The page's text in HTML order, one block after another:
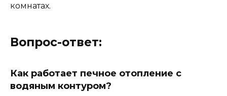
комнатах.
Вопрос-ответ:
Как работает печное отопление с
водяным контуром?